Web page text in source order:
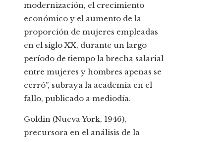
modernización, el crecimiento
económico y el aumento de la
proporción de mujeres empleadas
en el siglo XX, durante un largo
período de tiempo la brecha salarial
entre mujeres y hombres apenas se
cerró”, subraya la academia en el
fallo, publicado a mediodía.
Goldin (Nueva York, 1946),
precursora en el análisis de la